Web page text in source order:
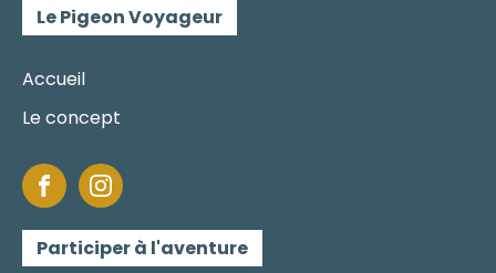
Le Pigeon Voyageur
Accueil
Le concept
Participer à l'aventure